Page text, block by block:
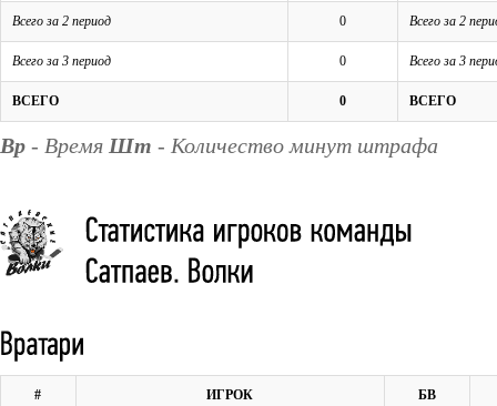
Всего за 2 период 0 Всего за 2
Всего за 3 период 0 Всего за 3
ВСЕГО 0 ВСЕГО
Вр - Время Шт - Количество минут штрафа
# ИГРОК БВ